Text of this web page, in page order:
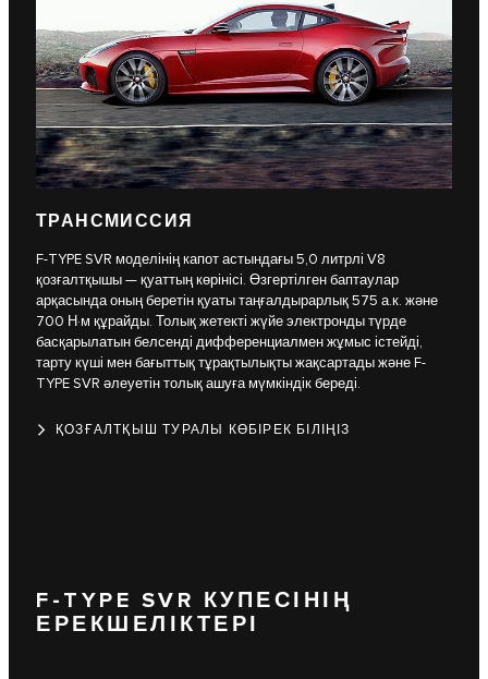
ТРАНСМИССИЯ
F-TYPE SVR моделінің капот астындағы 5,0 литрлі V8
қозғалтқышы — қуаттың көрінісі. Өзгертілген баптаулар
арқасында оның беретін қуаты таңғалдырарлық 575 а.к. және
700 Н·м құрайды. Толық жетекті жүйе электронды түрде
басқарылатын белсенді дифференциалмен жұмыс істейді,
тарту күші мен бағыттық тұрақтылықты жақсартады және F-
TYPE SVR әлеуетін толық ашуға мүмкіндік береді.
ҚОЗҒАЛТҚЫШ ТУРАЛЫ КӨБІРЕК БІЛІҢІЗ
F-TYPE SVR КУПЕСІНІҢ
ЕРЕКШЕЛІКТЕРІ